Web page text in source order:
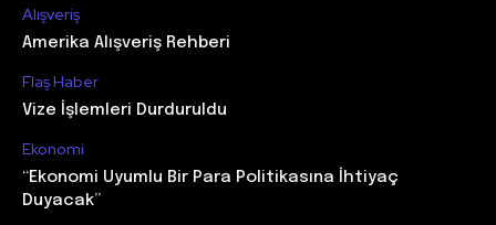
Alışveriş
Amerika Alışveriş Rehberi
Flaş Haber
Vize İşlemleri Durduruldu
Ekonomi
“Ekonomi Uyumlu Bir Para Politikasına İhtiyaç
Duyacak”